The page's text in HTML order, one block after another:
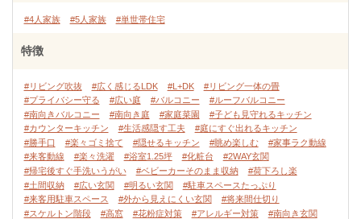
#4人家族 #5人家族 #単世帯住宅
特徴
#リビング吹抜 #広く感じるLDK #L+DK
#リビング一体の畳
#プライバシー守る
#広い庭 #バルコニー
#ルーフバルコニー
#南向きバルコニー
#南向き庭 #家庭菜園
#子ども見守れるキッチン
#カウンターキッチン
#生活感隠す工夫
#庭にすぐ出れるキッチン
#勝手口
#楽々ゴミ捨て #隠せるキッチン #眺め楽しむ
#家事ラク動線
#来客動線
#楽々洗濯 #浴室1.25坪 #化粧台
#2WAY玄関
#帰宅後すぐ手洗いうがい
#ベビーカーそのまま収納
#荷下ろし楽
#土間収納
#広い玄関 #明るい玄関
#駐車スペースたっぷり
#来客用駐車スペース
#外から見えにくい玄関
#将来間仕切り
#スケルトン階段
#高窓 #花粉症対策 #アレルギー対策
#南向き玄関